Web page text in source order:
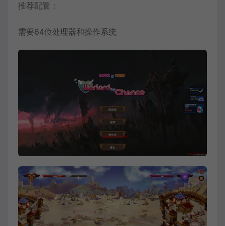
推荐配置：
需要64位处理器和操作系统